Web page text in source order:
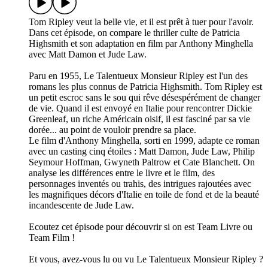
Tom Ripley veut la belle vie, et il est prêt à tuer pour l'avoir.
Dans cet épisode, on compare le thriller culte de Patricia
Highsmith et son adaptation en film par Anthony Minghella
avec Matt Damon et Jude Law.
Paru en 1955, Le Talentueux Monsieur Ripley est l'un des
romans les plus connus de Patricia Highsmith. Tom Ripley est
un petit escroc sans le sou qui rêve désespérément de changer
de vie. Quand il est envoyé en Italie pour rencontrer Dickie
Greenleaf, un riche Américain oisif, il est fasciné par sa vie
dorée... au point de vouloir prendre sa place.
Le film d'Anthony Minghella, sorti en 1999, adapte ce roman
avec un casting cinq étoiles : Matt Damon, Jude Law, Philip
Seymour Hoffman, Gwyneth Paltrow et Cate Blanchett. On
analyse les différences entre le livre et le film, des
personnages inventés ou trahis, des intrigues rajoutées avec
les magnifiques décors d'Italie en toile de fond et de la beauté
incandescente de Jude Law.
Ecoutez cet épisode pour découvrir si on est Team Livre ou
Team Film !
Et vous, avez-vous lu ou vu Le Talentueux Monsieur Ripley ?